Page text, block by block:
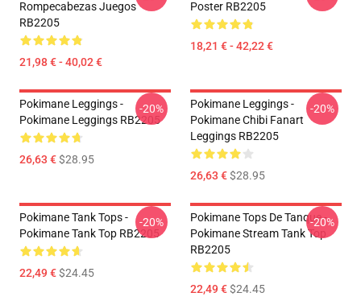
Rompecabezas Juegos
RB2205
21,98 € - 40,02 €
Poster RB2205
18,21 € - 42,22 €
Pokimane Leggings -
Pokimane Leggings RB2205
26,63 €$28.95
-20%
Pokimane Leggings -
Pokimane Chibi Fanart
Leggings RB2205
26,63 €$28.95
-20%
Pokimane Tank Tops -
Pokimane Tank Top RB2205
22,49 €$24.45
-20%
Pokimane Tops De Tanque -
Pokimane Stream Tank Top
RB2205
22,49 €$24.45
-20%